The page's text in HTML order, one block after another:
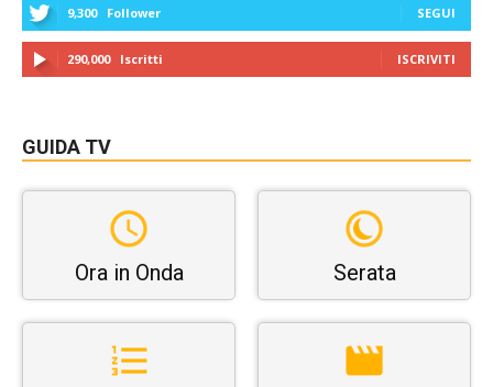
9,300 Follower SEGUI
290,000 Iscritti ISCRIVITI
GUIDA TV
Ora in Onda Serata